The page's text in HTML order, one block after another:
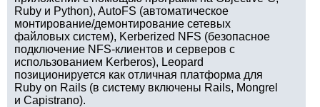
Ruby и Python), AutoFS (автоматическое
монтирование/демонтирование сетевых
файловых систем), Kerberized NFS (безопасное
подключение NFS-клиентов и серверов с
использованием Kerberos), Leopard
позиционируется как отличная платформа для
Ruby on Rails (в систему включены Rails, Mongrel
и Capistrano).